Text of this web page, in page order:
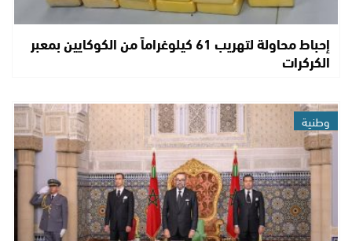
إحباط محاولة لتهريب 61 كيلوغراماً من الكوكايين بمعبر
الكركرات
وطنية